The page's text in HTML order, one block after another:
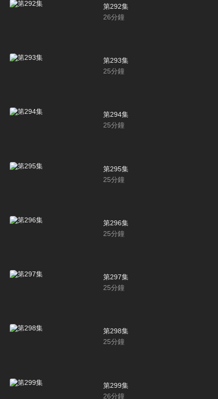
第292集
26分鐘
第293集
25分鐘
第294集
25分鐘
第295集
25分鐘
第296集
25分鐘
第297集
25分鐘
第298集
25分鐘
第299集
26分鐘